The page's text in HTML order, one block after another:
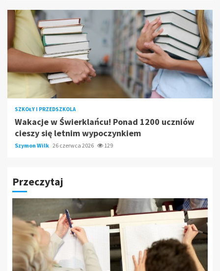
SZKOŁY I PRZEDSZKOLA
Wakacje w Świerklańcu! Ponad 1200 uczniów
cieszy się letnim wypoczynkiem
Szymon Wilk 26 czerwca 2026 129
Przeczytaj